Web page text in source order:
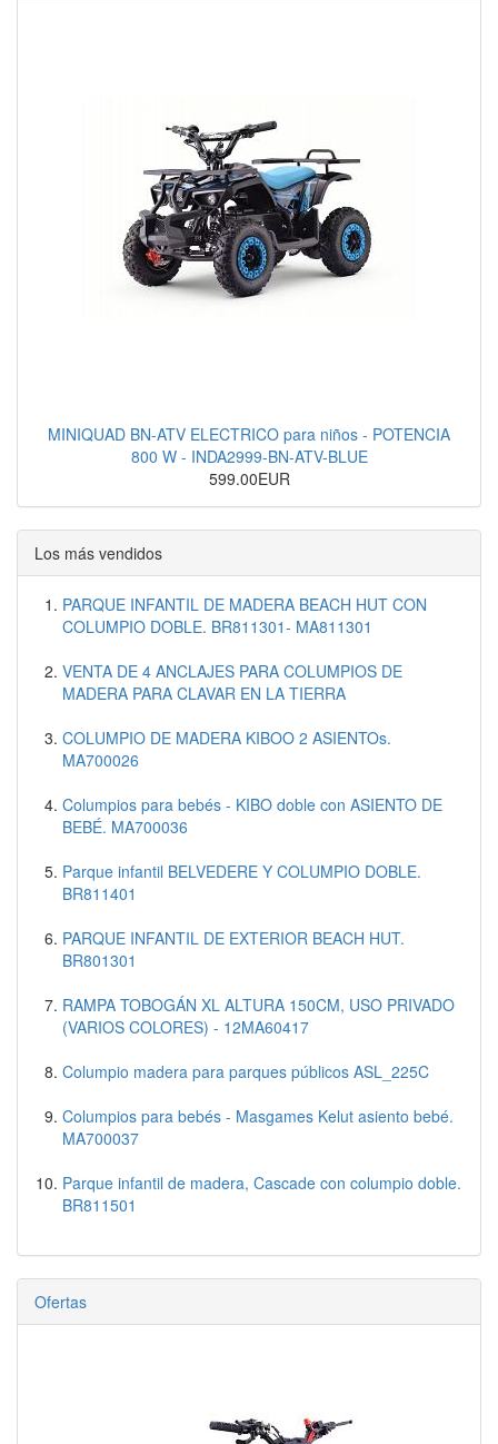
MINIQUAD BN-ATV ELECTRICO para niños - POTENCIA
800 W - INDA2999-BN-ATV-BLUE
599.00EUR
Los más vendidos
PARQUE INFANTIL DE MADERA BEACH HUT CON
COLUMPIO DOBLE. BR811301- MA811301
VENTA DE 4 ANCLAJES PARA COLUMPIOS DE
MADERA PARA CLAVAR EN LA TIERRA
COLUMPIO DE MADERA KIBOO 2 ASIENTOs.
MA700026
Columpios para bebés - KIBO doble con ASIENTO DE
BEBÉ. MA700036
Parque infantil BELVEDERE Y COLUMPIO DOBLE.
BR811401
PARQUE INFANTIL DE EXTERIOR BEACH HUT.
BR801301
RAMPA TOBOGÁN XL ALTURA 150CM, USO PRIVADO
(VARIOS COLORES) - 12MA60417
Columpio madera para parques públicos ASL_225C
Columpios para bebés - Masgames Kelut asiento bebé.
MA700037
Parque infantil de madera, Cascade con columpio doble.
BR811501
Ofertas